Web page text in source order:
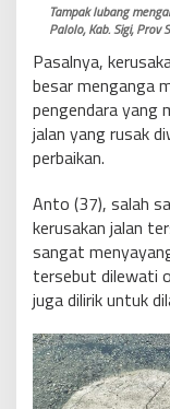
Tampak lubang
Palolo, Kab. Sigi, Prov
Pasalnya,
besar menganga
pengendara yang
jalan yang rusak
perbaikan.
Anto (37), salah
kerusakan jalan
sangat
tersebut dilewati
juga dilirik untuk